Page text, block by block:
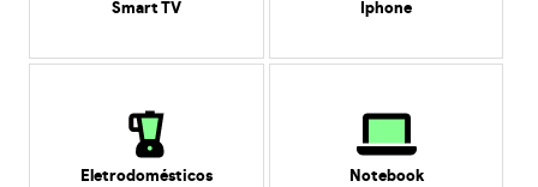
Smart TV Iphone
Eletrodomésticos Notebook